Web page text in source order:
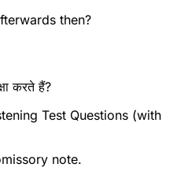
then?
करते हैं?
Test Questions (with
note.